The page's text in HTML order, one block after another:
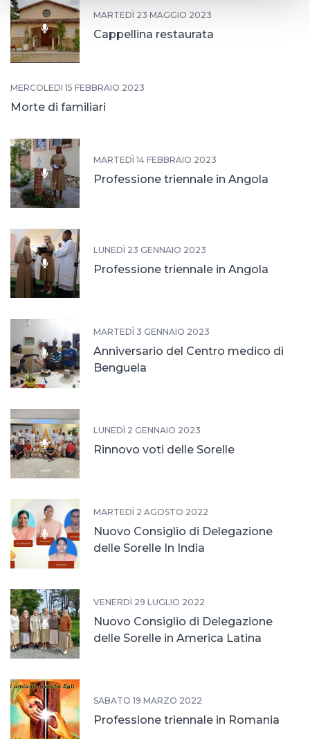
MARTEDÌ 23 MAGGIO 2023
Cappellina restaurata
MERCOLEDÌ 15 FEBBRAIO 2023
Morte di familiari
MARTEDÌ 14 FEBBRAIO 2023
Professione triennale in Angola
LUNEDÌ 23 GENNAIO 2023
Professione triennale in Angola
MARTEDÌ 3 GENNAIO 2023
Anniversario del Centro medico di
Benguela
LUNEDÌ 2 GENNAIO 2023
Rinnovo voti delle Sorelle
MARTEDÌ 2 AGOSTO 2022
Nuovo Consiglio di Delegazione
delle Sorelle In India
VENERDÌ 29 LUGLIO 2022
Nuovo Consiglio di Delegazione
delle Sorelle in America Latina
SABATO 19 MARZO 2022
Professione triennale in Romania